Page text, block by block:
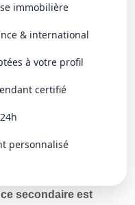
immobilière
& international
à votre profil
certifié
personnalisé
secondaire est